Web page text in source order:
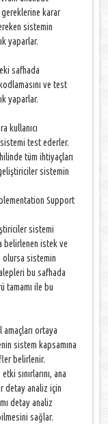
karar
sistemin
yaparlar.
safhada
ve test
yaparlar.
kullanıcı
test ederler.
tüm ihtiyaçları
sistemin
Support
sistemi
belirlenen istek ve
olursa sistemin
bu safhada
tamamı ile bu
ortaya
sistem kapsamına
belirlenir.
sınırlarını, ana
detay analiz için
detay analiz
sağlar.